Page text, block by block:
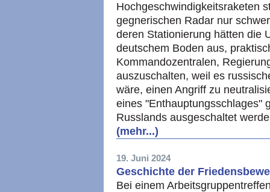
Hochgeschwindigkeitsraketen
gegnerischen Radar nur
deren Stationierung hätten die
deutschem Boden aus,
Kommandozentralen,
auszuschalten, weil es
wäre, einen Angriff zu
eines "Enthauptungsschlages"
Russlands ausgeschaltet
(mehr...)
19. Juni 2024
Geschichte der
Bei einem